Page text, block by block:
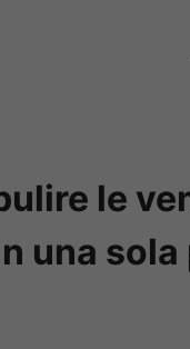
le
una sola